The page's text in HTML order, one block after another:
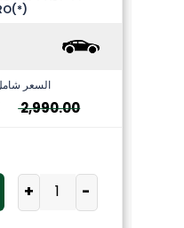
السعر
2,990.00
-
+